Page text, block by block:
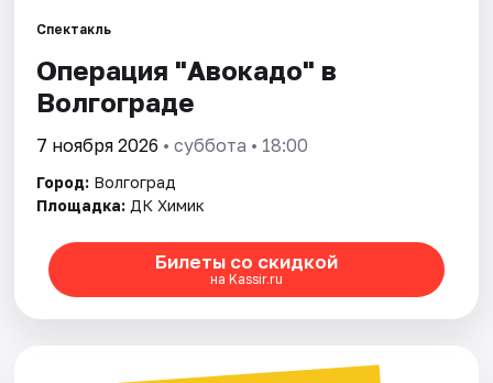
Спектакль
Операция "Авокадо" в
Волгограде
7 ноября 2026 • суббота • 18:00
Город: Волгоград
Площадка: ДК Химик
Билеты со скидкой
на Kassir.ru